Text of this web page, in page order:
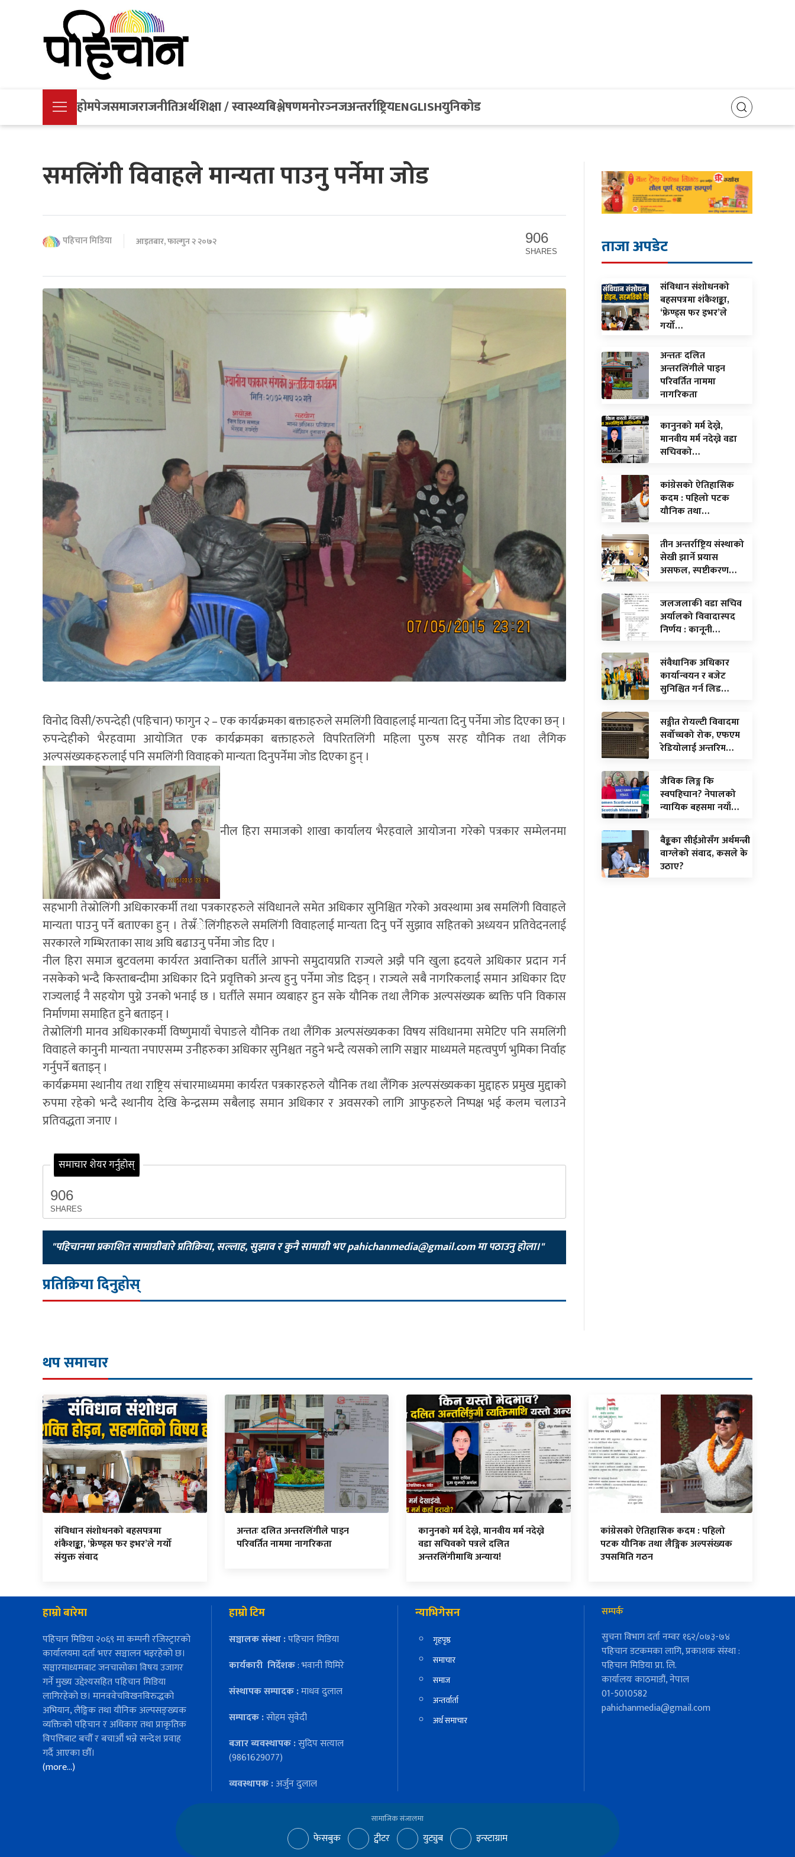
होमपेजसमाजराजनीतिअर्थशिक्षा / स्वास्थ्यबिश्लेषणमनोरञ्नजअन्तर्राष्ट्रियENGLISHयुनिकोड
समलिंगी विवाहले मान्यता पाउनु पर्नेमा जोड
पहिचान मिडिया आइतबार, फाल्गुन २ २०७२ 906
SHARES
विनोद विसी/रुपन्देही (पहिचान) फागुन २ – एक कार्यक्रमका बक्ताहरुले समलिंगी विवाहलाई मान्यता दिनु पर्नेमा जोड दिएका छन् ।
रुपन्देहीको भैरहवामा आयोजित एक कार्यक्रमका बक्ताहरुले विपरितलिंगी महिला पुरुष सरह यौनिक तथा लैगिक
अल्पसंख्यकहरुलाई पनि समलिंगी विवाहको मान्यता दिनुपर्नेमा जोड दिएका हुन् ।
नील हिरा समाजको शाखा कार्यालय भैरहवाले आयोजना गरेको पत्रकार सम्मेलनमा
सहभागी तेस्रोलिंगी अधिकारकर्मी तथा पत्रकारहरुले संविधानले समेत अधिकार सुनिश्चित गरेको अवस्थामा अब समलिंगी विवाहले
मान्यता पाउनु पर्ने बताएका हुन् । तेस्रँेलिंगीहरुले समलिंगी विवाहलाई मान्यता दिनु पर्ने सुझाव सहितको अध्ययन प्रतिवेदनलाई
सरकारले गम्भिरताका साथ अघि बढाउनु पर्नेमा जोड दिए ।
नील हिरा समाज बुटवलमा कार्यरत अवान्तिका घर्तीले आफ्नो समुदायप्रति राज्यले अझै पनि खुला ह्रदयले अधिकार प्रदान गर्न
नसकेको भन्दै किस्ताबन्दीमा अधिकार दिने प्रवृत्तिको अन्त्य हुनु पर्नेमा जोड दिइन् । राज्यले सबै नागरिकलाई समान अधिकार दिए
राज्यलाई नै सहयोग पुग्ने उनको भनाई छ । घर्तीले समान व्यबाहर हुन सके यौनिक तथा लैगिक अल्पसंख्यक ब्यक्ति पनि विकास
निर्माणमा समाहित हुने बताइन् ।
तेस्रोलिंगी मानव अधिकारकर्मी विष्णुमायाँ चेपाङले यौनिक तथा लैंगिक अल्पसंख्यकका विषय संविधानमा समेटिए पनि समलिंगी
विवाहले कानुनी मान्यता नपाएसम्म उनीहरुका अधिकार सुनिश्चत नहुने भन्दै त्यसको लागि सञ्चार माध्यमले महत्वपुर्ण भुमिका निर्वाह
गर्नुपर्ने बताइन् ।
कार्यक्रममा स्थानीय तथा राष्ट्रिय संचारमाध्यममा कार्यरत पत्रकारहरुले यौनिक तथा लैंगिक अल्पसंख्यकका मुद्दाहरु प्रमुख मुद्दाको
रुपमा रहेको भन्दै स्थानीय देखि केन्द्रसम्म सबैलाइ समान अधिकार र अवसरको लागि आफुहरुले निष्पक्ष भई कलम चलाउने
प्रतिवद्धता जनाए ।
समाचार शेयर गर्नुहोस्
906
SHARES
"पहिचानमा प्रकाशित सामाग्रीबारे प्रतिक्रिया, सल्लाह, सुझाव र कुनै सामाग्री भएpahichanmedia@gmail.comमा पठाउनु होला।"
प्रतिक्रिया दिनुहोस्
ताजा अपडेट
संविधान संशोधनको
बहसपत्रमा शंकैशङ्का,
‘फ्रेण्ड्स फर इभर’ले
गर्यो…
अन्ततः दलित
अन्तरलिंगीले पाइन
परिवर्तित नाममा
नागरिकता
कानुनको मर्म देख्ने,
मानवीय मर्म नदेख्ने वडा
सचिवको…
कांग्रेसको ऐतिहासिक
कदम : पहिलो पटक
यौनिक तथा…
तीन अन्तर्राष्ट्रिय संस्थाको
सेखी झार्ने प्रयास
असफल, स्पष्टीकरण…
जलजलाकी वडा सचिव
अर्यालको विवादास्पद
निर्णय : कानूनी…
संवैधानिक अधिकार
कार्यान्वयन र बजेट
सुनिश्चित गर्न लिड…
सङ्गीत रोयल्टी विवादमा
सर्वोच्चको रोक, एफएम
रेडियोलाई अन्तरिम…
जैविक लिङ्ग कि
स्वपहिचान? नेपालको
न्यायिक बहसमा नयाँ…
बैङ्कका सीईओसँग अर्थमन्त्री
वाग्लेको संवाद, कसले के
उठाए?
थप समाचार
संविधान संशोधनको बहसपत्रमा
शंकैशङ्का, ‘फ्रेण्ड्स फर इभर’ले गर्यो
संयुक्त संवाद
अन्ततः दलित अन्तरलिंगीले पाइन
परिवर्तित नाममा नागरिकता
कानुनको मर्म देख्ने, मानवीय मर्म नदेख्ने
वडा सचिवको पत्रले दलित
अन्तरलिंगीमाथि अन्याय!
कांग्रेसको ऐतिहासिक कदम : पहिलो
पटक यौनिक तथा लैङ्गिक अल्पसंख्यक
उपसमिति गठन
हाम्रो बारेमा
पहिचान मिडिया २०६९ मा कम्पनी रजिस्ट्रारको
कार्यालयमा दर्ता भएर सञ्चालन भइरहेको छ।
सञ्चारमाध्यमबाट जनचासोका विषय उजागर
गर्ने मुख्य उद्देश्यसहित पहिचान मिडिया
लागिरहेको छ। मानववेचविखनविरुद्धको
अभियान, लैङ्गिक तथा यौनिक अल्पसङ्ख्यक
व्यक्तिको पहिचान र अधिकार तथा प्राकृतिक
विपत्तिबाट बचौँ र बचाऔँ भन्ने सन्देश प्रवाह
गर्दै आएका छौँ।
(more…)
हाम्रो टिम
सञ्चालक संस्था :पहिचान मिडिया
कार्यकारी निर्देशक: भवानी घिमिरे
संस्थापक सम्पादक :माधव दुलाल
सम्पादक :सोहम सुवेदी
बजार ब्यवस्थापक :सुदिप सत्याल
(9861629077)
व्यवस्थापक :अर्जुन दुलाल
न्याभिगेसन
गृहपृष्ठ
समाचार
समाज
अन्तर्वार्ता
अर्थ समाचार
सम्पर्क
सुचना विभाग दर्ता नम्वर १६२/०७३-७४
पहिचान डटकमका लागि, प्रकाशक संस्था :
पहिचान मिडिया प्रा. लि.
कार्यालयः काठमाडौं, नेपाल
01-5010582
pahichanmedia@gmail.com
सामाजिक संजालमा
फेसबुक ट्वीटर युट्युब इन्स्टाग्राम